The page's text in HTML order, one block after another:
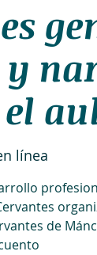
línea
de